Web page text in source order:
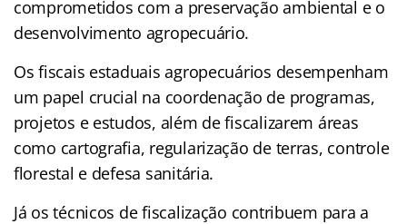
comprometidos com a preservação ambiental e o
desenvolvimento agropecuário.
Os fiscais estaduais agropecuários desempenham
um papel crucial na coordenação de programas,
projetos e estudos, além de fiscalizarem áreas
como cartografia, regularização de terras, controle
florestal e defesa sanitária.
Já os técnicos de fiscalização contribuem para a